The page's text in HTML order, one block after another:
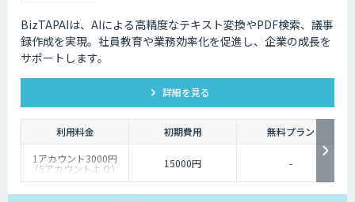
BizTAPAIは、AIによる高精度なテキスト変換やPDF検索、議事
録作成を実現。社員教育や業務効率化を促進し、企業の成長を
サポートします。
詳細を見る
利用料金 初期費用
無料プラン
1アカウント3000円
（5アカウントより） 15000円 -